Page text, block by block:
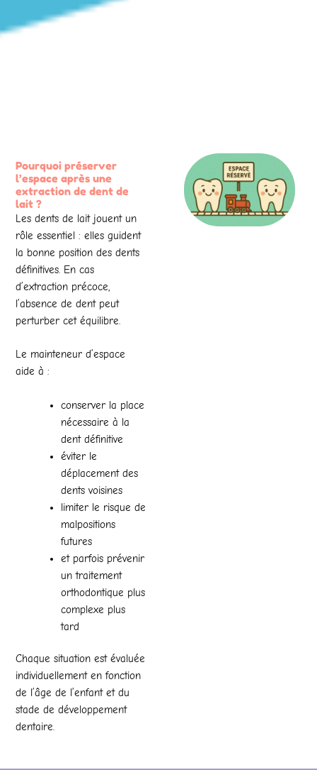
Pourquoi préserver
l’espace après une
extraction de dent de
lait ?
Les dents de lait jouent un
rôle essentiel : elles guident
la bonne position des dents
définitives. En cas
d’extraction précoce,
l’absence de dent peut
perturber cet équilibre.
Le mainteneur d’espace
aide à :
conserver la place
nécessaire à la
dent définitive
éviter le
déplacement des
dents voisines
limiter le risque de
malpositions
futures
et parfois prévenir
un traitement
orthodontique plus
complexe plus
tard
Chaque situation est évaluée
individuellement en fonction
de l’âge de l’enfant et du
stade de développement
dentaire.